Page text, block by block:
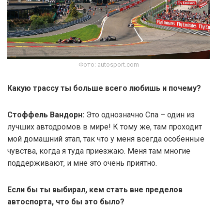
Фото: autosport.com
Какую трассу ты больше всего любишь и почему?
Стоффель Вандорн: Это однозначно Спа – один из
лучших автодромов в мире! К тому же, там проходит
мой домашний этап, так что у меня всегда особенные
чувства, когда я туда приезжаю. Меня там многие
поддерживают, и мне это очень приятно.
Если бы ты выбирал, кем стать вне пределов
автоспорта, что бы это было?